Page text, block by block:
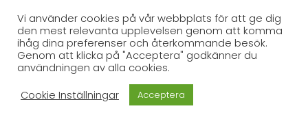
Friluftskoll har samarbeten med oilka annonsprogram och får
provision via affiliate-länkar.
Anmäl dig till vårt nyhetsbrev!
Ta del av exklusiva erbjudanden, heta
recensioner, guider med mer.
Vi använder cookies på vår webbplats för att ge dig
den mest relevanta upplevelsen genom att komma
ihåg dina preferenser och återkommande besök.
Genom att klicka på "Acceptera" godkänner du
användningen av alla cookies.
Cookie Inställningar
Acceptera